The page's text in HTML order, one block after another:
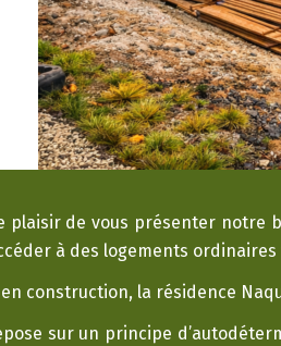
plaisir de vous présenter notre
à des logements
construction, la résidence
sur un principe